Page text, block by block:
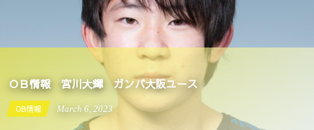
ＯＢ情報 宮川大輝 ガンバ大阪ユース
OB情報 March 6, 2023